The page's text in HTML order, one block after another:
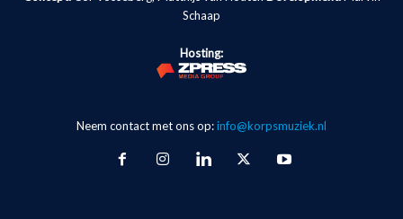
Schaap
Hosting:
Neem contact met ons op:info@korpsmuziek.nl